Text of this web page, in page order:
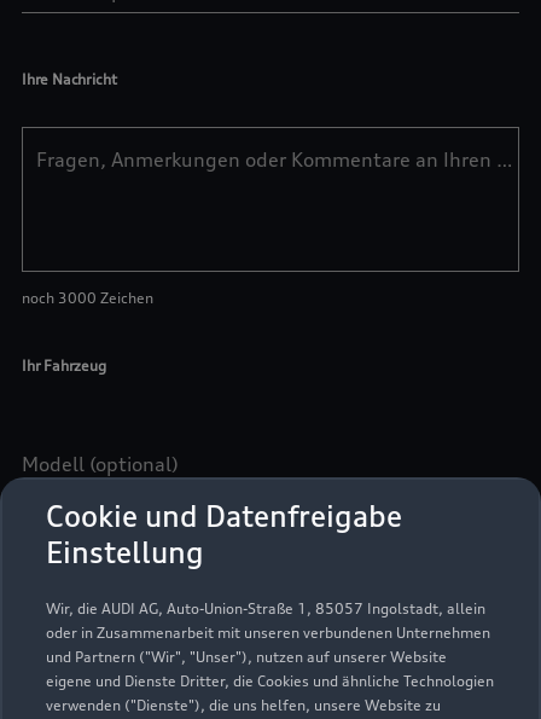
Cookie und Datenfreigabe
Einstellung
Wir, die AUDI AG, Auto-Union-Straße 1, 85057 Ingolstadt, allein
oder in Zusammenarbeit mit unseren verbundenen Unternehmen
und Partnern ("Wir", "Unser"), nutzen auf unserer Website
eigene und Dienste Dritter, die Cookies und ähnliche Technologien
verwenden ("Dienste"), die uns helfen, unsere Website zu